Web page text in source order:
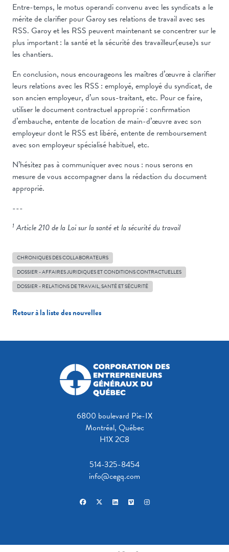
Entre-temps, le motus operandi convenu avec les syndicats a le
mérite de clarifier pour Garoy ses relations de travail avec ses
RSS. Garoy et les RSS peuvent maintenant se concentrer sur le
plus important : la santé et la sécurité des travailleur(euse)s sur
les chantiers.
En conclusion, nous encourageons les maîtres d’œuvre à clarifier
leurs relations avec les RSS : employé, employé du syndicat, de
son ancien employeur, d’un sous-traitant, etc. Pour ce faire,
utiliser le document contractuel approprié : confirmation
d’embauche, entente de location de main-d’œuvre avec son
employeur dont le RSS est libéré, entente de remboursement
avec son employeur spécialisé habituel, etc.
N’hésitez pas à communiquer avec nous : nous serons en
mesure de vous accompagner dans la rédaction du document
approprié.
---
1Article 210 de la Loi sur la santé et la sécurité du travail
CHRONIQUES DES COLLABORATEURS
DOSSIER - AFFAIRES JURIDIQUES ET CONDITIONS CONTRACTUELLES
DOSSIER - RELATIONS DE TRAVAIL, SANTÉ ET SÉCURITÉ
Retour à la liste des nouvelles
6800 boulevard Pie-IX
Montréal, Québec
H1X 2C8
514-325-8454
info@cegq.com
facebookx-twitterlinkedinvimeoinstagram